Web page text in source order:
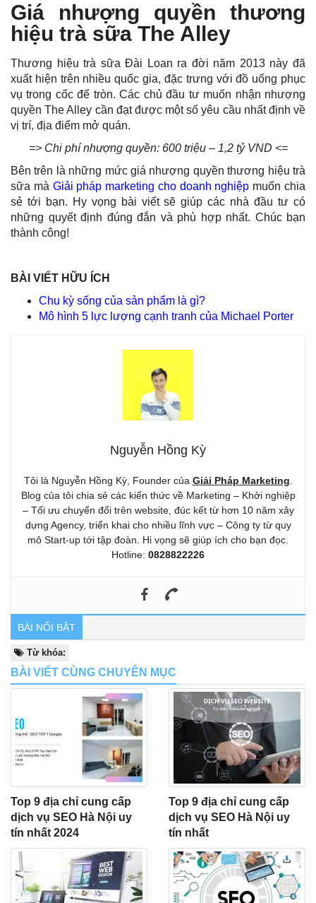
Giá nhượng quyền thương
hiệu trà sữa The Alley
Thương hiệu trà sữa Đài Loan ra đời năm 2013 này đã
xuất hiện trên nhiều quốc gia, đặc trưng với đồ uống phục
vụ trong cốc đế tròn. Các chủ đầu tư muốn nhận nhượng
quyền The Alley cần đạt được một số yêu cầu nhất định về
vị trí, địa điểm mở quán.
=> Chi phí nhượng quyền: 600 triệu – 1,2 tỷ VND <=
Bên trên là những mức giá nhượng quyền thương hiệu trà
sữa mà Giải pháp marketing cho doanh nghiệp muốn chia
sẻ tới bạn. Hy vọng bài viết sẽ giúp các nhà đầu tư có
những quyết định đúng đắn và phù hợp nhất. Chúc bạn
thành công!
BÀI VIẾT HỮU ÍCH
Chu kỳ sống của sản phẩm là gì?
Mô hình 5 lực lượng cạnh tranh của Michael Porter
Nguyễn Hồng Kỳ
Tôi là Nguyễn Hồng Kỳ, Founder của Giải Pháp Marketing.
Blog của tôi chia sẻ các kiến thức về Marketing – Khởi nghiệp
– Tối ưu chuyển đổi trên website, đúc kết từ hơn 10 năm xây
dựng Agency, triển khai cho nhiều lĩnh vực – Công ty từ quy
mô Start-up tới tập đoàn. Hi vọng sẽ giúp ích cho bạn đọc.
Hotline: 0828822226
BÀI NỔI BẬT
Từ khóa:
BÀI VIẾT CÙNG CHUYÊN MỤC
Top 9 địa chỉ cung cấp
dịch vụ SEO Hà Nội uy
tín nhất 2024
Top 9 địa chỉ cung cấp
dịch vụ SEO Hà Nội uy
tín nhất